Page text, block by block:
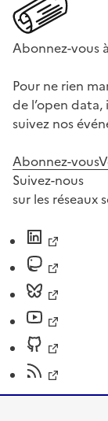
Abonnez-vous
Pour ne rien
de l’open
suivez nos
Abonnez-vous
Suivez-nous
sur les réseaux